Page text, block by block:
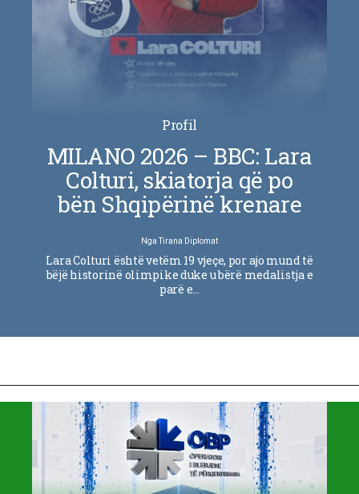
Profil
MILANO 2026 – BBC: Lara
Colturi, skiatorja që po
bën Shqipërinë krenare
NgaTirana Diplomat
Lara Colturi është vetëm 19 vjeçe, por ajo mund të
bëjë historinë olimpike duke u bërë medalistja e
parë e…